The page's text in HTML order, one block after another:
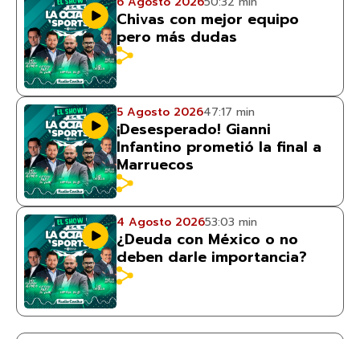
Chivas con mejor equipo
pero más dudas
5 Agosto 202647:17 min
¡Desesperado! Gianni
Infantino prometió la final a
Marruecos
4 Agosto 202653:03 min
¿Deuda con México o no
deben darle importancia?